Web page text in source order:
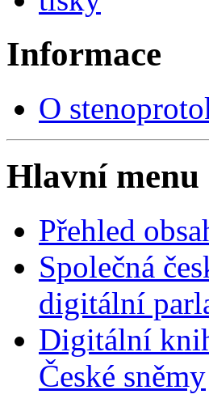
Informace
O
Hlavní menu
Přehled
Společná
digitální
Digitální
České sněmy